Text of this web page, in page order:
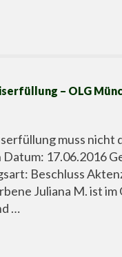
– OLG
muss nicht
17.06.2016
Beschluss
Juliana M. ist im
…